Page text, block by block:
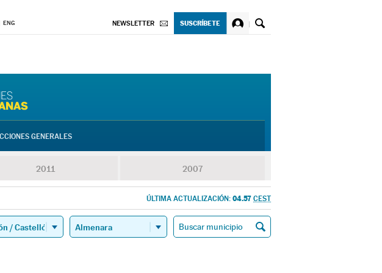
ENG NEWSLETTER SUSCRÍBETE
GENERALES
2011 2007
ÚLTIMA ACTUALIZACIÓN: 04.57 CEST